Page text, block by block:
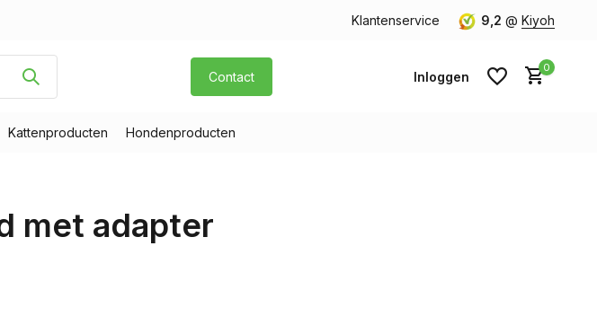
Gratis verzending v.a. € 40,- (Alleen Nederland)
Klantenservice 9,2 @ Kiyoh
Contact Inloggen
0
Kattenproducten Hondenproducten
met adapter